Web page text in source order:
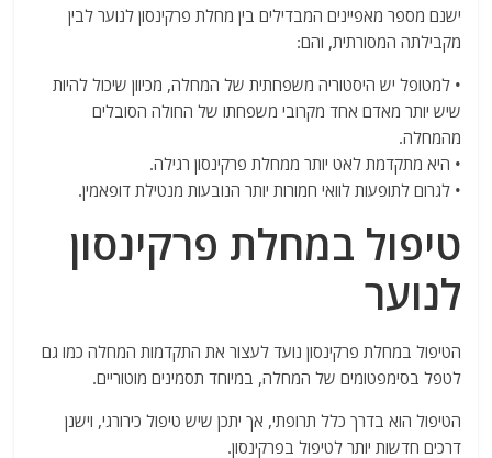
ישנם מספר מאפיינים המבדילים בין מחלת פרקינסון לנוער לבין
מקבילתה המסורתית, והם:
• למטופל יש היסטוריה משפחתית של המחלה, מכיוון שיכול להיות
שיש יותר מאדם אחד מקרובי משפחתו של החולה הסובלים
מהמחלה.
• היא מתקדמת לאט יותר ממחלת פרקינסון רגילה.
• לגרום לתופעות לוואי חמורות יותר הנובעות מנטילת דופאמין.
טיפול במחלת פרקינסון
לנוער
הטיפול במחלת פרקינסון נועד לעצור את התקדמות המחלה כמו גם
לטפל בסימפטומים של המחלה, במיוחד תסמינים מוטוריים.
הטיפול הוא בדרך כלל תרופתי, אך יתכן שיש טיפול כירורגי, וישנן
דרכים חדשות יותר לטיפול בפרקינסון.